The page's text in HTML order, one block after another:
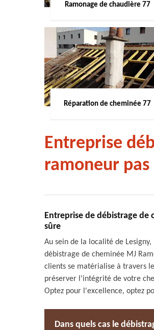
Ramonage de chaudière 77
Réparation de cheminée 77
Entreprise
ramoneur pas
Entreprise de débistrage de
sûre
Au sein de la localité de
débistrage de cheminée MJ
clients se matérialise à travers
préserver l'intégrité de votre
Optez pour l'excellence, optez
Dans quels cas le